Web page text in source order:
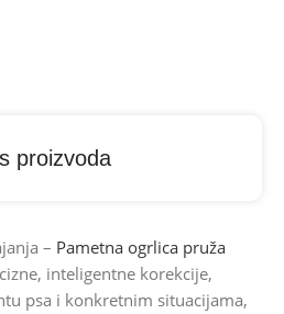
proizvoda
– Pametna ogrlica pruža
inteligentne korekcije,
psa i konkretnim situacijama,